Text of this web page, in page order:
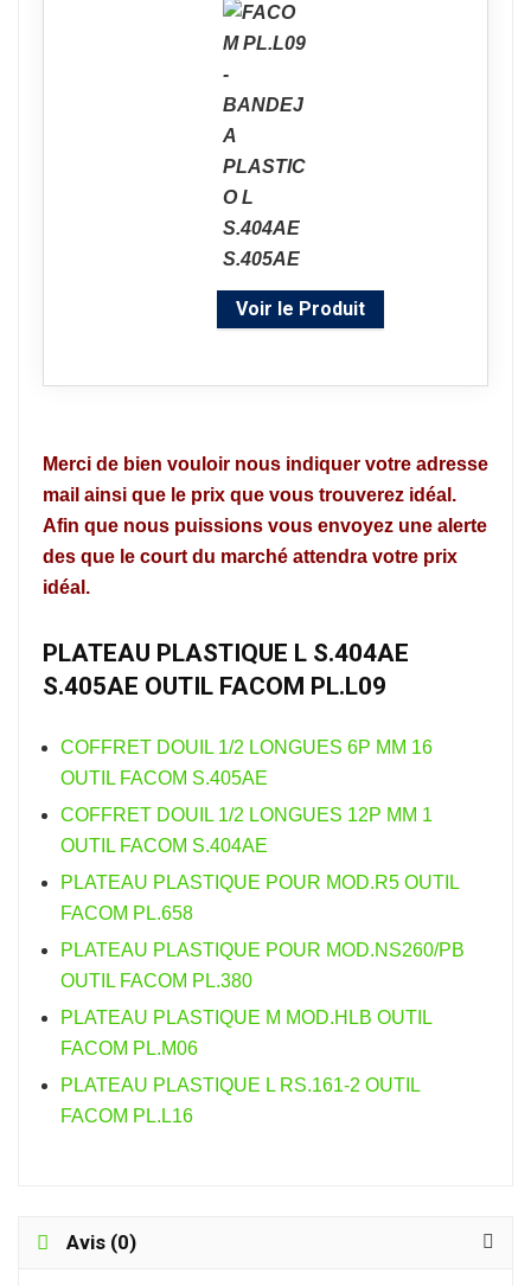
Voir le Produit
Merci de bien vouloir nous indiquer votre adresse
mail ainsi que le prix que vous trouverez idéal.
Afin que nous puissions vous envoyez une alerte
des que le court du marché attendra votre prix
idéal.
PLATEAU PLASTIQUE L S.404AE
S.405AE OUTIL FACOM PL.L09
COFFRET DOUIL 1/2 LONGUES 6P MM 16
OUTIL FACOM S.405AE
COFFRET DOUIL 1/2 LONGUES 12P MM 1
OUTIL FACOM S.404AE
PLATEAU PLASTIQUE POUR MOD.R5 OUTIL
FACOM PL.658
PLATEAU PLASTIQUE POUR MOD.NS260/PB
OUTIL FACOM PL.380
PLATEAU PLASTIQUE M MOD.HLB OUTIL
FACOM PL.M06
PLATEAU PLASTIQUE L RS.161-2 OUTIL
FACOM PL.L16
Avis (0)